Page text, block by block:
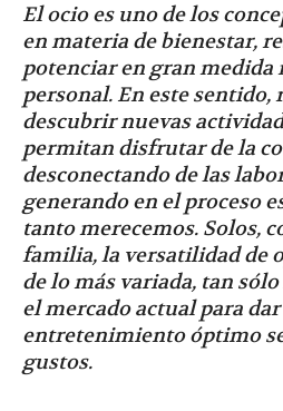
El ocio es uno de los
en materia de bienestar,
potenciar en gran medida
personal. En este
descubrir nuevas
permitan disfrutar de la
desconectando de las
generando en el proceso
tanto merecemos. Solos,
familia, la versatilidad de
de lo más variada, tan
el mercado actual para
entretenimiento óptimo
gustos.